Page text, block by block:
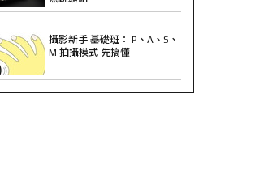
攝影新手 基礎班： P、A、S、
M 拍攝模式 先搞懂